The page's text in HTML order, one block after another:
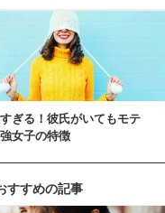
ぎる！彼氏がいてもモテ
女子の特徴
すすめの記事